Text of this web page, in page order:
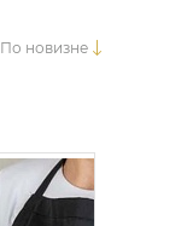
По новизне